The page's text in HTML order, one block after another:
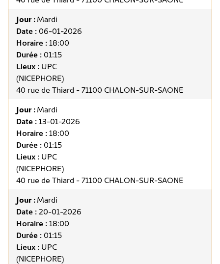
Jour :Mardi
Date :06-01-2026
Horaire :18:00
Durée :01:15
Lieux : UPC
(NICEPHORE)
40 rue de Thiard - 71100 CHALON-SUR-SAONE
Jour :Mardi
Date :13-01-2026
Horaire :18:00
Durée :01:15
Lieux : UPC
(NICEPHORE)
40 rue de Thiard - 71100 CHALON-SUR-SAONE
Jour :Mardi
Date :20-01-2026
Horaire :18:00
Durée :01:15
Lieux : UPC
(NICEPHORE)